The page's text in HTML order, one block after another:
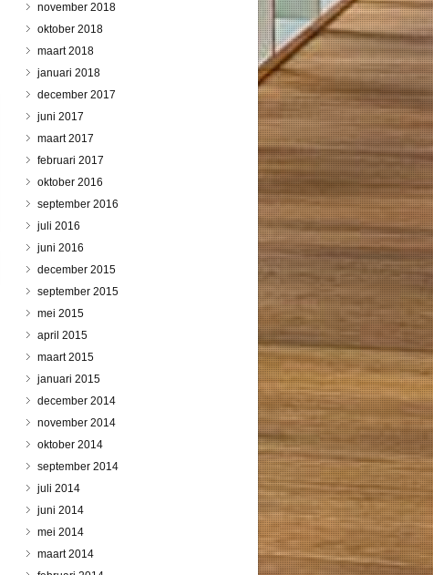
november 2018
oktober 2018
maart 2018
januari 2018
december 2017
juni 2017
maart 2017
februari 2017
oktober 2016
september 2016
juli 2016
juni 2016
december 2015
september 2015
mei 2015
april 2015
maart 2015
januari 2015
december 2014
november 2014
oktober 2014
september 2014
juli 2014
juni 2014
mei 2014
maart 2014